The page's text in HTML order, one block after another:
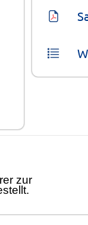
rer zur